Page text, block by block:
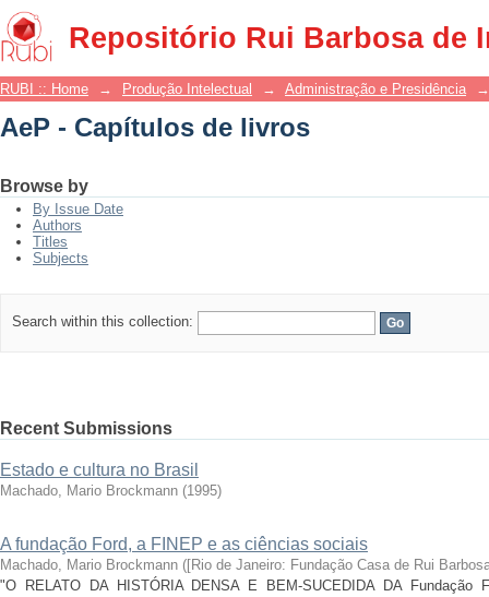
Repositório Rui Barbosa de
AeP - Capítulos de livros
RUBI :: Home → Produção Intelectual → Administração e Presidência →
AeP - Capítulos de livros
Browse by
By Issue Date
Authors
Titles
Subjects
Search within this collection:
Recent Submissions
Estado e cultura no Brasil
Machado, Mario Brockmann (1995)
A fundação Ford, a FINEP e as ciências sociais
Machado, Mario Brockmann ([Rio de Janeiro: Fundação Casa de Rui
"O RELATO DA HISTÓRIA DENSA E BEM-SUCEDIDA DA Fundação